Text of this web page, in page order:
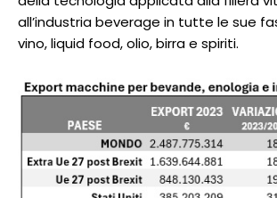
all’industria beverage in tutte le sue
vino, liquid food, olio, birra e spiriti.